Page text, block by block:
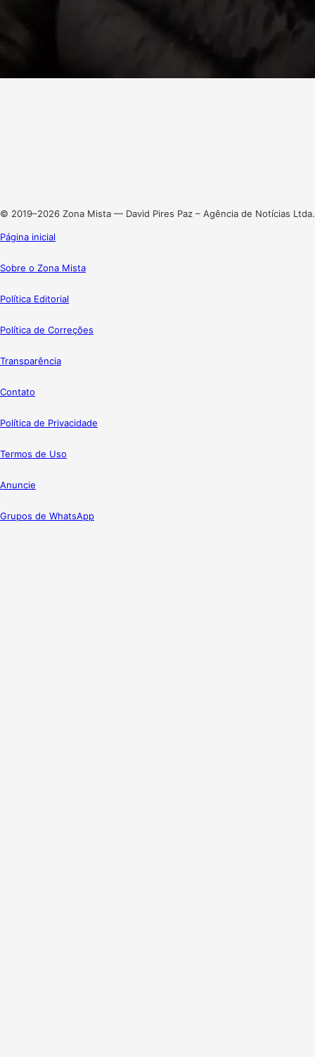
© 2019–2026 Zona Mista — David Pires Paz – Agência de Notícias Ltda.
Página inicial
Sobre o Zona Mista
Política Editorial
Política de Correções
Transparência
Contato
Política de Privacidade
Termos de Uso
Anuncie
Grupos de WhatsApp